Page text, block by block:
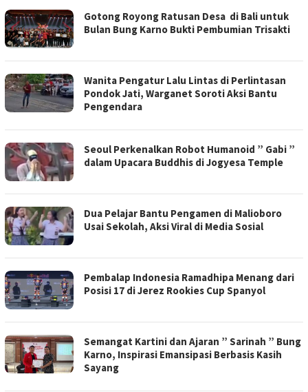
Gotong Royong Ratusan Desa di Bali untuk
Bulan Bung Karno Bukti Pembumian Trisakti
Wanita Pengatur Lalu Lintas di Perlintasan
Pondok Jati, Warganet Soroti Aksi Bantu
Pengendara
Seoul Perkenalkan Robot Humanoid ” Gabi ”
dalam Upacara Buddhis di Jogyesa Temple
Dua Pelajar Bantu Pengamen di Malioboro
Usai Sekolah, Aksi Viral di Media Sosial
Pembalap Indonesia Ramadhipa Menang dari
Posisi 17 di Jerez Rookies Cup Spanyol
Semangat Kartini dan Ajaran ” Sarinah ” Bung
Karno, Inspirasi Emansipasi Berbasis Kasih
Sayang